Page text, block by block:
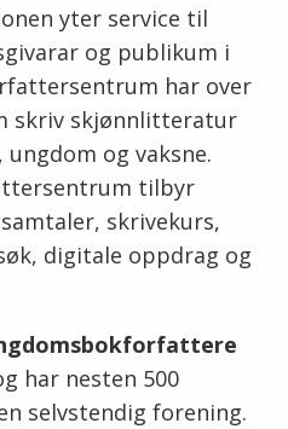
yter service til
og publikum i
har over
skriv skjønnlitteratur
og vaksne.
tilbyr
skrivekurs,
digitale oppdrag og
har nesten 500
selvstendig forening.